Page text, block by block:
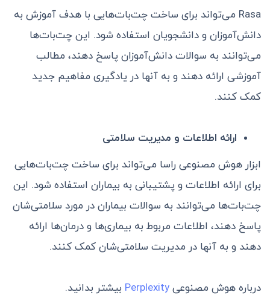
Rasa می‌تواند برای ساخت چت‌بات‌هایی با هدف آموزش به
دانش‌آموزان و دانشجویان استفاده شود. این چت‌بات‌ها
می‌توانند به سوالات دانش‌آموزان پاسخ دهند، مطالب
آموزشی ارائه دهند و به آنها در یادگیری مفاهیم جدید
کمک کنند.
ارائه اطلاعات و مدیریت سلامتی
ابزار هوش مصنوعی راسا می‌تواند برای ساخت چت‌بات‌هایی
برای ارائه اطلاعات و پشتیبانی به بیماران استفاده شود. این
چت‌بات‌ها می‌توانند به سوالات بیماران در مورد سلامتی‌شان
پاسخ دهند، اطلاعات مربوط به بیماری‌ها و درمان‌ها ارائه
دهند و به آنها در مدیریت سلامتی‌شان کمک کنند.
درباره هوش مصنوعی Perplexity بیشتر بدانید.